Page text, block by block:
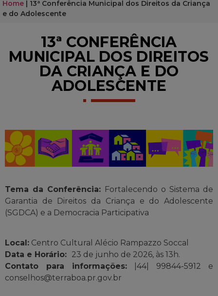
Home | 13ª Conferência Municipal dos Direitos da Criança
e do Adolescente
13ª CONFERÊNCIA
MUNICIPAL DOS DIREITOS
DA CRIANÇA E DO
ADOLESCENTE
Tema da Conferência: Fortalecendo o Sistema de
Garantia de Direitos da Criança e do Adolescente
(SGDCA) e a Democracia Participativa
Local: Centro Cultural Alécio Rampazzo Soccal
Data e Horário: 23 de junho de 2026, às 13h.
Contato para informações: |44| 99844-5912 e
conselhos@terraboa.pr.gov.br